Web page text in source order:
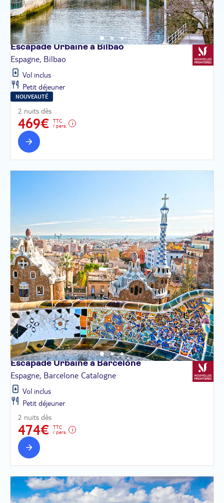
Escapade Urbaine àBilbao
Espagne, Bilbao
Vol inclus
Petit déjeuner
NOUVEAUTÉ
2 nuits dès
469€
TTC
/ pers.
Escapade Urbaine àBarcelone
Espagne, Barcelone Catalogne
Vol inclus
Petit déjeuner
2 nuits dès
474€
TTC
/ pers.